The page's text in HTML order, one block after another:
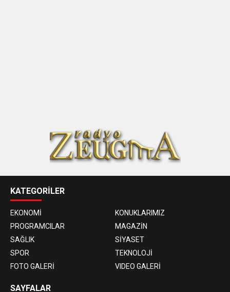
KATEGORİLER
EKONOMİ
KONUKLARIMIZ
PROGRAMCILAR
MAGAZİN
SAĞLIK
SİYASET
SPOR
TEKNOLOJİ
FOTO GALERİ
VIDEO GALERİ
SAYFALAR